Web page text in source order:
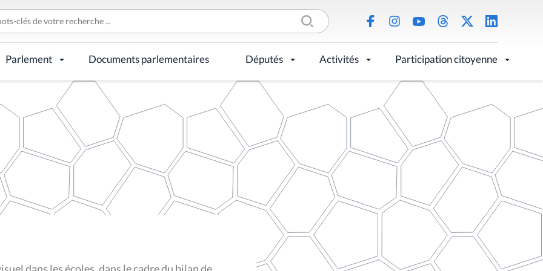
Parlement Documents parlementaires Députés Activités Participation citoyenne
dans les écoles, dans le cadre du bilan de